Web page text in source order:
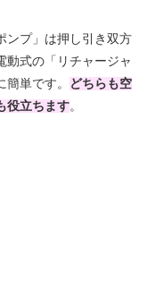
ンプ」は押し引き双方
動式の「リチャージャ
単です。
どちらも空
役立ちます。